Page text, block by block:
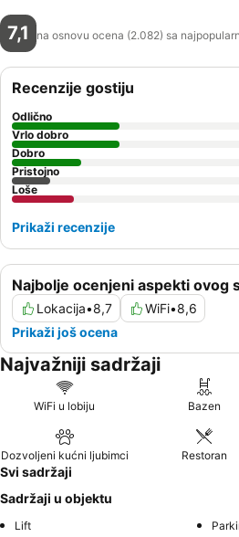
7,1 na osnovu ocena (2.082) sa
Najbolje ocenjeni aspekti ovog
Lokacija•8,7 WiFi•8,6
Prikaži još ocena
Recenzije gostiju
Odlično
Vrlo dobro
Dobro
Pristojno
Loše
Prikaži recenzije
Najvažniji sadržaji
WiFi u lobiju Bazen
Dozvoljeni kućni ljubimci Restoran
Svi sadržaji
Sadržaji u objektu
Lift